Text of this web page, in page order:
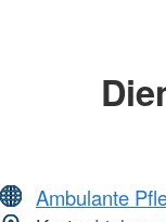
Ambulante